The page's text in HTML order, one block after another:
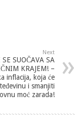
Next
SE SUOČAVA SA
KRAJEM! –
inflacija, koja će
i smanjiti
moć zarada!